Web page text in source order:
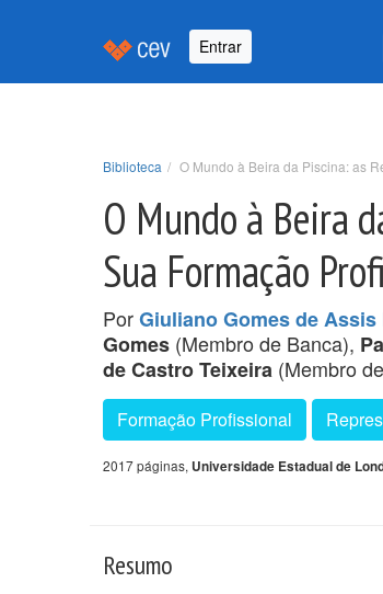
Entrar
Biblioteca O Mundo à Beira da Piscina: as
O Mundo à Beira
Sua Formação
PorGiuliano Gomes de
Gomes (Membro de Banca),
de Castro Teixeira (Membro
Formação Profissional
2017 páginas, Universidade Estadual de
Resumo